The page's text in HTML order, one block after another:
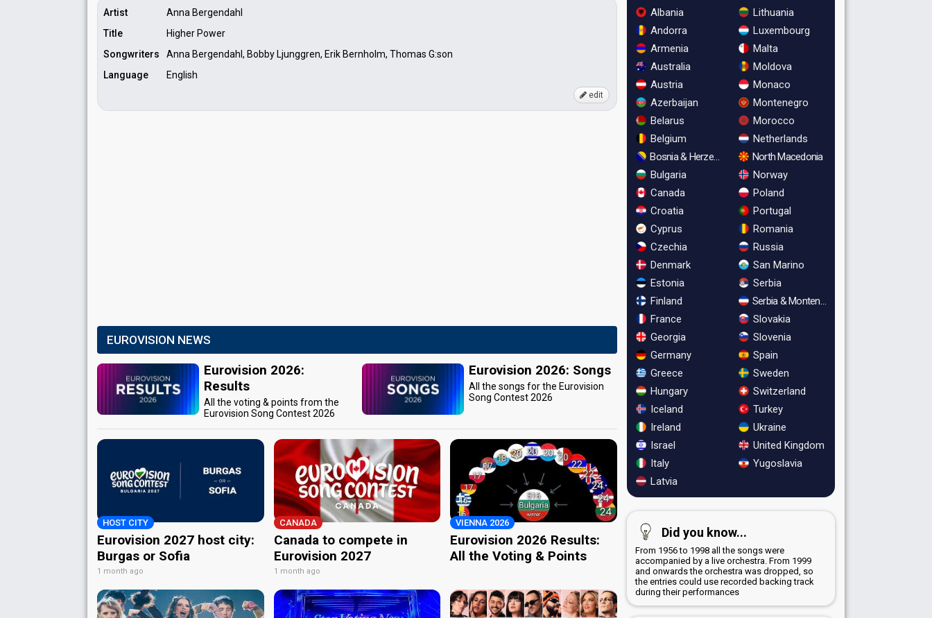
Artist
Anna Bergendahl
Title
Higher Power
Songwriters
Anna Bergendahl, Bobby Ljunggren, Erik Bernholm, Thomas G:son
Language
English
edit
EUROVISION NEWS
Eurovision 2026:
Results
All the voting & points from the
Eurovision Song Contest 2026
Eurovision 2026: Songs
All the songs for the Eurovision
Song Contest 2026
HOST CITY
Eurovision 2027 host city:
Burgas or Sofia
1 month ago
CANADA
Canada to compete in
Eurovision 2027
1 month ago
VIENNA 2026
Eurovision 2026 Results:
All the Voting & Points
Albania
Andorra
Armenia
Australia
Austria
Azerbaijan
Belarus
Belgium
Bosnia & Herzegovina
Bulgaria
Canada
Croatia
Cyprus
Czechia
Denmark
Estonia
Finland
France
Georgia
Germany
Greece
Hungary
Iceland
Ireland
Israel
Italy
Latvia
Lithuania
Luxembourg
Malta
Moldova
Monaco
Montenegro
Morocco
Netherlands
North Macedonia
Norway
Poland
Portugal
Romania
Russia
San Marino
Serbia
Serbia & Montenegro
Slovakia
Slovenia
Spain
Sweden
Switzerland
Turkey
Ukraine
United Kingdom
Yugoslavia
Did you know...
From 1956 to 1998 all the songs were
accompanied by a live orchestra. From 1999
and onwards the orchestra was dropped, so
the entries could use recorded backing track
during their performances